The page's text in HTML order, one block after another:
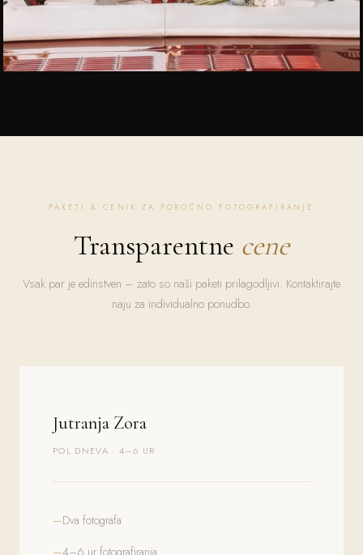
PAKETI & CENIK ZA POROČNO FOTOGRAFIRANJE
Transparentne cene
Vsak par je edinstven – zato so naši paketi prilagodljivi. Kontaktirajte
naju za individualno ponudbo.
Jutranja Zora
POL DNEVA · 4–6 UR
Dva fotografa
4–6 ur fotografiranja